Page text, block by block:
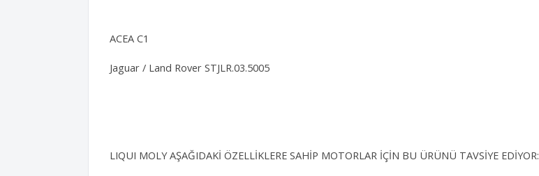
ACEA C1
Jaguar / Land Rover STJLR.03.5005
LIQUI MOLY AŞAĞIDAKİ ÖZELLİKLERE SAHİP MOTORLAR İÇİN BU ÜRÜNÜ TAVSİYE EDİYOR: